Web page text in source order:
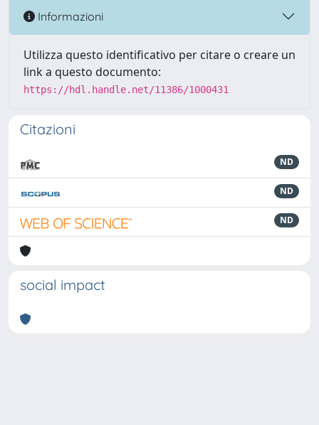
Informazioni
Utilizza questo identificativo per citare o creare un
link a questo documento:
https://hdl.handle.net/11386/1000431
Citazioni
ND
ND
ND
social impact